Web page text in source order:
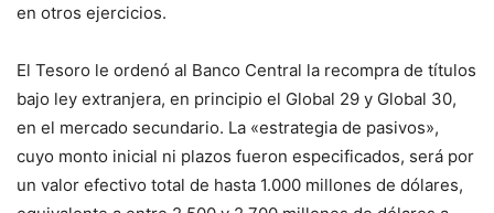
en otros ejercicios.
El Tesoro le ordenó al Banco Central la recompra de títulos
bajo ley extranjera, en principio el Global 29 y Global 30,
en el mercado secundario. La «estrategia de pasivos»,
cuyo monto inicial ni plazos fueron especificados, será por
un valor efectivo total de hasta 1.000 millones de dólares,